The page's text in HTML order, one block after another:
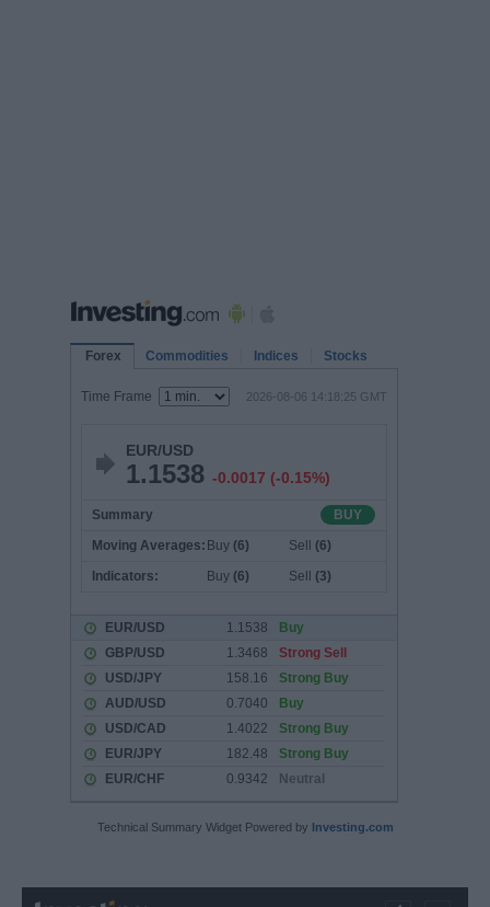
Technical Summary Widget Powered by Investing.com